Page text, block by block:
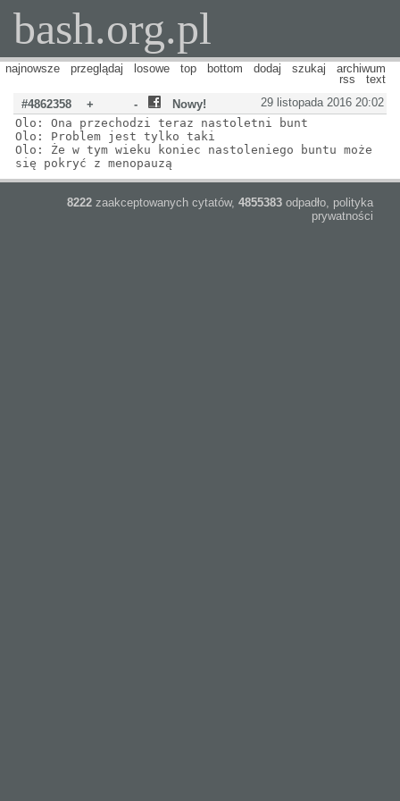
bash.org.pl
najnowsze przeglądaj losowe top bottom dodaj szukaj
archiwum
rss
text
29 listopada 2016 20:02
#4862358 + -
Nowy!
Olo: Ona przechodzi teraz nastoletni bunt
Olo: Problem jest tylko taki
Olo: Że w tym wieku koniec nastoleniego buntu może
się pokryć z menopauzą
8222 zaakceptowanych cytatów, 4855383 odpadło, polityka
prywatności